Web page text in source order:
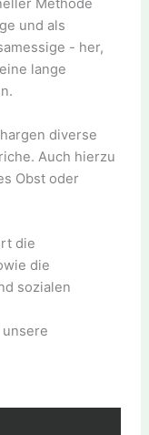
Methode
und als
- her,
lange
diverse
Auch hierzu
Obst oder
die
die
sozialen